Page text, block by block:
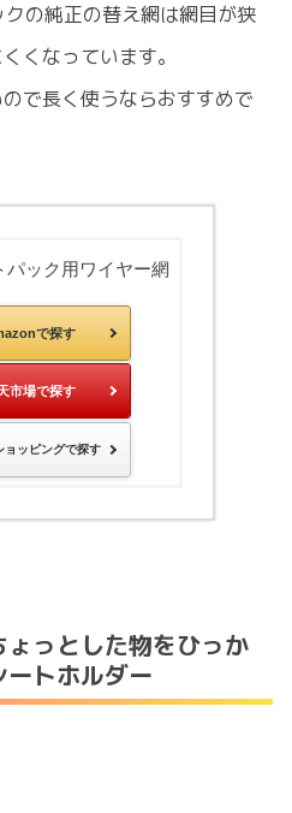
の純正の替え網は網目が狭
くなっています。
で長く使うならおすすめで
パック用ワイヤー網
で探す
市場で探す
ョッピングで探す
っとした物をひっか
トホルダー